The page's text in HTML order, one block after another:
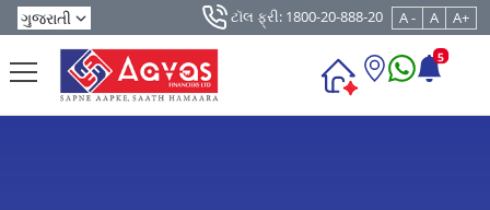
ટૉલ ફ્રી: 1800-20-888-20 A - A A+
5